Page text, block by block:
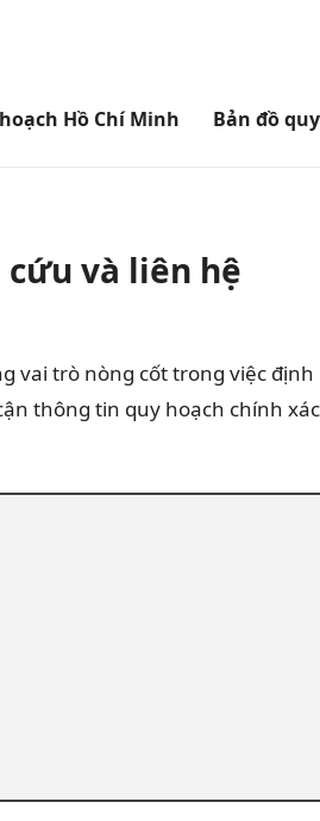
Hồ Chí Minh Bản đồ
cứu và liên hệ
vai trò nòng cốt trong việc
thông tin quy hoạch chính